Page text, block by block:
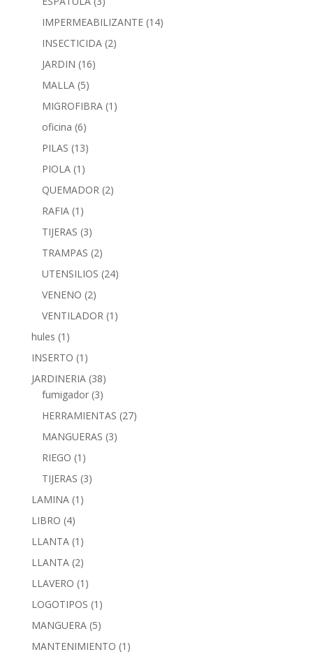
IMPERMEABILIZANTE (14)
INSECTICIDA (2)
JARDIN (16)
MALLA (5)
MIGROFIBRA (1)
oficina (6)
PILAS (13)
PIOLA (1)
QUEMADOR (2)
RAFIA (1)
TIJERAS (3)
TRAMPAS (2)
UTENSILIOS (24)
VENENO (2)
VENTILADOR (1)
hules (1)
INSERTO (1)
JARDINERIA (38)
fumigador (3)
HERRAMIENTAS (27)
MANGUERAS (3)
RIEGO (1)
TIJERAS (3)
LAMINA (1)
LIBRO (4)
LLANTA (1)
LLANTA (2)
LLAVERO (1)
LOGOTIPOS (1)
MANGUERA (5)
MANTENIMIENTO (1)